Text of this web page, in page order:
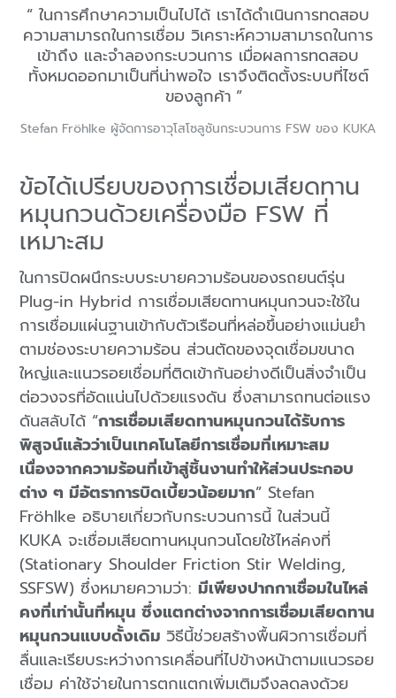
ในการศึกษาความเป็นไปได้ เราได้ดำเนินการทดสอบ
ความสามารถในการเชื่อม วิเคราะห์ความสามารถในการ
เข้าถึง และจำลองกระบวนการ เมื่อผลการทดสอบ
ทั้งหมดออกมาเป็นที่น่าพอใจ เราจึงติดตั้งระบบที่ไซต์
ของลูกค้า
Stefan Fröhlke ผู้จัดการอาวุโสโซลูชันกระบวนการ FSW ของ KUKA
ข้อได้เปรียบของการเชื่อมเสียดทาน
หมุนกวนด้วยเครื่องมือ FSW ที่
เหมาะสม
ในการปิดผนึกระบบระบายความร้อนของรถยนต์รุ่น
Plug-in Hybrid การเชื่อมเสียดทานหมุนกวนจะใช้ใน
การเชื่อมแผ่นฐานเข้ากับตัวเรือนที่หล่อขึ้นอย่างแม่นยำ
ตามช่องระบายความร้อน ส่วนตัดของจุดเชื่อมขนาด
ใหญ่และแนวรอยเชื่อมที่ติดเข้ากันอย่างดีเป็นสิ่งจำเป็น
ต่อวงจรที่อัดแน่นไปด้วยแรงดัน ซึ่งสามารถทนต่อแรง
ดันสลับได้ “การเชื่อมเสียดทานหมุนกวนได้รับการ
พิสูจน์แล้วว่าเป็นเทคโนโลยีการเชื่อมที่เหมาะสม
เนื่องจากความร้อนที่เข้าสู่ชิ้นงานทำให้ส่วนประกอบ
ต่าง ๆ มีอัตราการบิดเบี้ยวน้อยมาก” Stefan
Fröhlke อธิบายเกี่ยวกับกระบวนการนี้ ในส่วนนี้
KUKA จะเชื่อมเสียดทานหมุนกวนโดยใช้ไหล่คงที่
(Stationary Shoulder Friction Stir Welding,
SSFSW) ซึ่งหมายความว่า:มีเพียงปากกาเชื่อมในไหล่
คงที่เท่านั้นที่หมุน ซึ่งแตกต่างจากการเชื่อมเสียดทาน
หมุนกวนแบบดั้งเดิมวิธีนี้ช่วยสร้างพื้นผิวการเชื่อมที่
ลื่นและเรียบระหว่างการเคลื่อนที่ไปข้างหน้าตามแนวรอย
เชื่อม ค่าใช้จ่ายในการตกแตกเพิ่มเติมจึงลดลงด้วย